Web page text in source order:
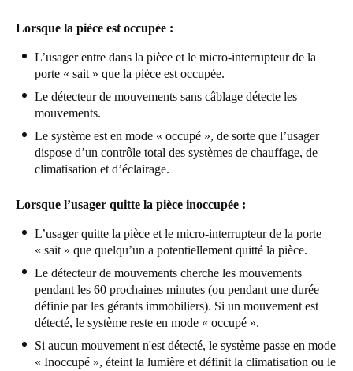
Russia
Czech Republic
Čeština
Denmark
English
Norway
NorskEnglish
Lorsque la pièce est occupée :
L’usager entre dans la pièce et le micro-interrupteur de la
porte « sait » que la pièce est occupée.
Le détecteur de mouvements sans câblage détecte les
mouvements.
Le système est en mode « occupé », de sorte que l’usager
dispose d’un contrôle total des systèmes de chauffage, de
climatisation et d’éclairage.
Lorsque l’usager quitte la pièce inoccupée :
L’usager quitte la pièce et le micro-interrupteur de la porte
« sait » que quelqu’un a potentiellement quitté la pièce.
Le détecteur de mouvements cherche les mouvements
pendant les 60 prochaines minutes (ou pendant une durée
définie par les gérants immobiliers). Si un mouvement est
détecté, le système reste en mode « occupé ».
Si aucun mouvement n'est détecté, le système passe en mode
« Inoccupé », éteint la lumière et définit la climatisation ou le